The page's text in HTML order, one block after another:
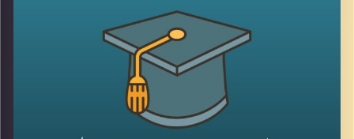
שני מחקרים של ד"ר טלי רגב מביה"ס טיומקין
לכלכלה, החוקרת כלכלת עבודה בהתמחות של
פערים באי שוויון בשווקים, מביאים מידע מאוד